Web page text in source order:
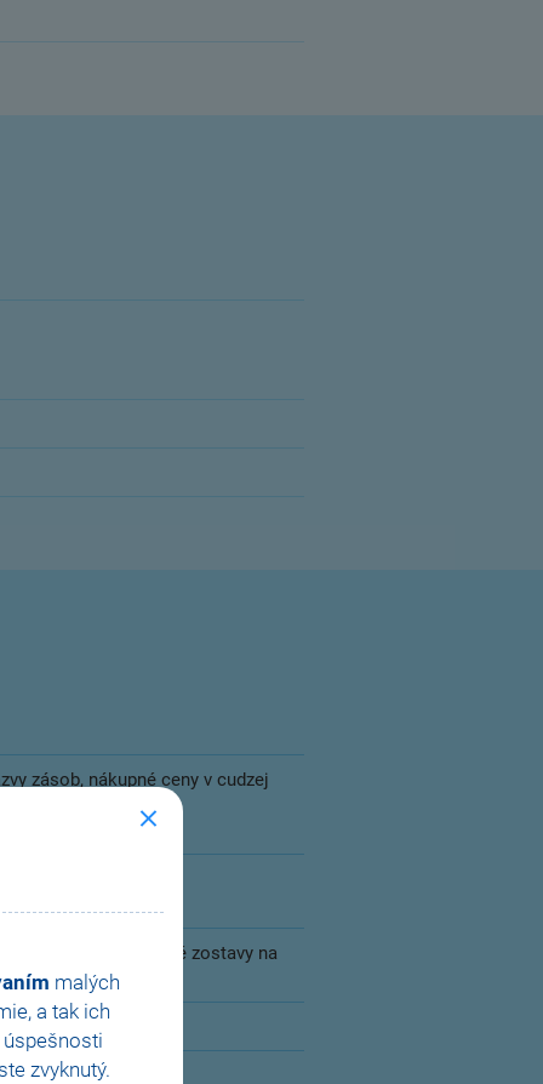
malých
a tak ich
zvyknutý.
zásob, nákupné ceny v cudzej
pre viac skladov,
potrieb, tlačové zostavy na